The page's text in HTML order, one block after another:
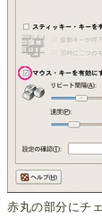
赤丸の部分にチ